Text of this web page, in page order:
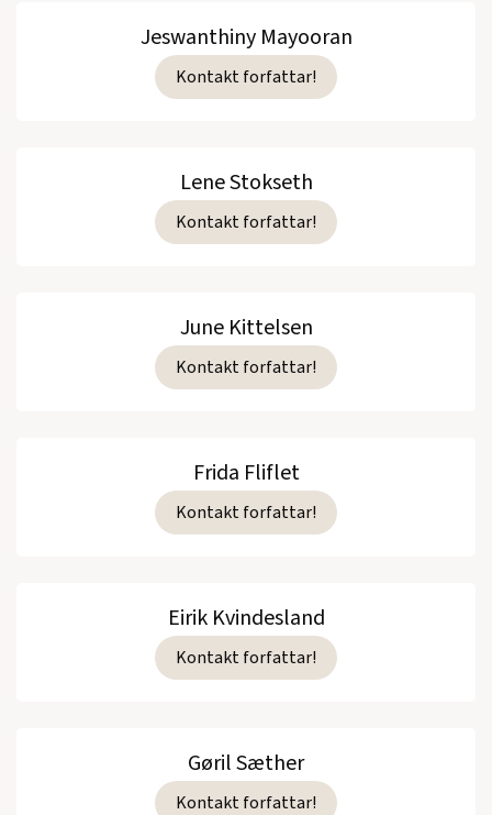
Jeswanthiny Mayooran
Kontakt forfattar!
Lene Stokseth
Kontakt forfattar!
June Kittelsen
Kontakt forfattar!
Frida Fliflet
Kontakt forfattar!
Eirik Kvindesland
Kontakt forfattar!
Gøril Sæther
Kontakt forfattar!